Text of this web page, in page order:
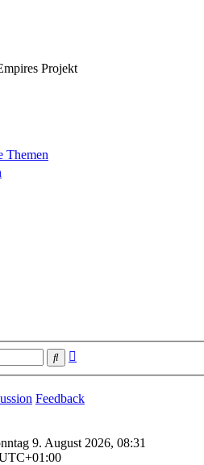
Projekt
Themen
Suche
Feedback
9. August 2026, 08:31